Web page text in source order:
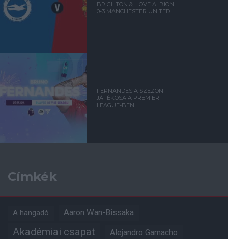
BRIGHTON & HOVE ALBION
0-3 MANCHESTER UNITED
FERNANDES A SZEZON
JÁTÉKOSA A PREMIER
LEAGUE-BEN
Címkék
A hangadó Aaron Wan-Bissaka
Akadémiai csapat Alejandro Garnacho